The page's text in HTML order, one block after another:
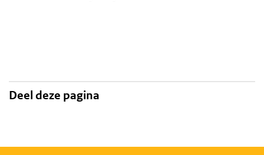
Deel deze pagina